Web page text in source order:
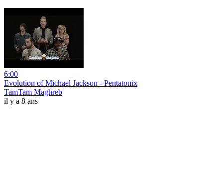
6:00
Evolution of Michael Jackson - Pentatonix
TamTam Maghreb
il y a 8 ans